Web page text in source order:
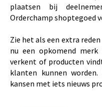
plaatsen bij
Orderchamp shoptegoed
Zie het als een extra
nu een opkomend
verkent of producten
klanten kunnen
kansen met iets nieuws